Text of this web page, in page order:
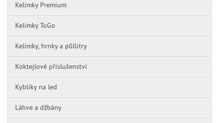
Kelímky Premium
Kelímky ToGo
Kelímky, hrnky a půllitry
Koktejlové příslušenství
Kyblíky na led
Láhve a džbány